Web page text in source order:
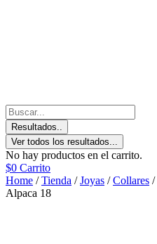
Resultados..
Ver todos los resultados...
No hay productos en el carrito.
$0 Carrito
Home /Tienda /Joyas /Collares /
Alpaca 18